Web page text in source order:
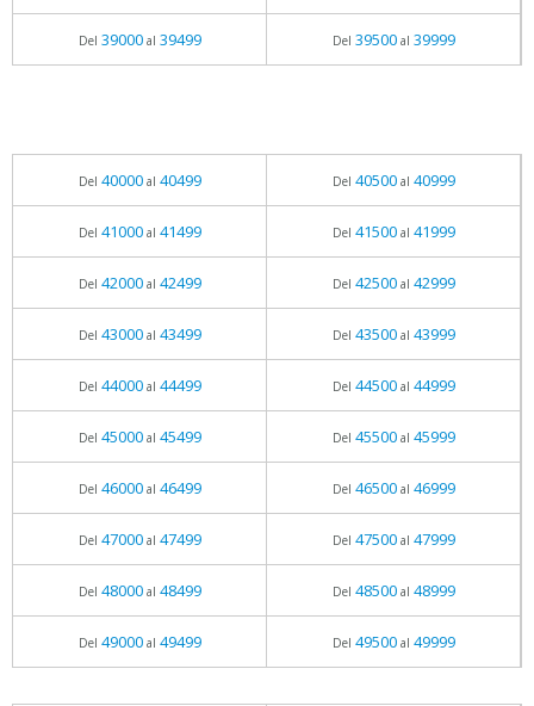
Del 39000al 39499 Del 39500al 39999
Del 40000al 40499 Del 40500al 40999
Del 41000al 41499 Del 41500al 41999
Del 42000al 42499 Del 42500al 42999
Del 43000al 43499 Del 43500al 43999
Del 44000al 44499 Del 44500al 44999
Del 45000al 45499 Del 45500al 45999
Del 46000al 46499 Del 46500al 46999
Del 47000al 47499 Del 47500al 47999
Del 48000al 48499 Del 48500al 48999
Del 49000al 49499 Del 49500al 49999